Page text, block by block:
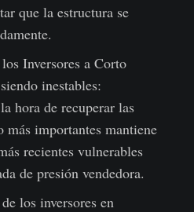
que la estructura se
Inversores a Corto
inestables:
hora de recuperar las
importantes mantiene
recientes vulnerables
de presión vendedora.
los inversores en